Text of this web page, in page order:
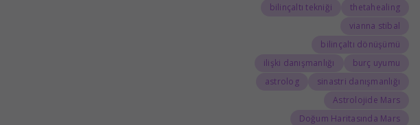
thetahealing
bilinçaltı tekniği
vianna stibal
bilinçaltı dönüşümü
burç uyumu
ilişki danışmanlığı
sinastri danışmanlığı
astrolog
Astrolojide Mars
Doğum Haritasında Mars